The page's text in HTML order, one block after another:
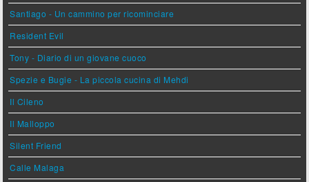
Santiago - Un cammino per ricominciare
Resident Evil
Tony - Diario di un giovane cuoco
Spezie e Bugie - La piccola cucina di Mehdi
Il Cileno
Il Malloppo
Silent Friend
Calle Malaga